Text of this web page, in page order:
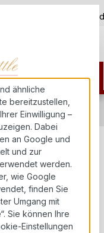
5.000+ zufriedene
& Katze
ähnliche
bereitzustellen,
Einwilligung –
Dabei
an Google und
und zur
werden.
wie Google
finden Sie
Umgang mit
Sie können Ihre
Einstellungen